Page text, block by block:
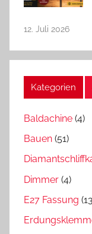
12. Juli 2026
Kategorien
Baldachine (4)
Bauen (51)
Dimmer (4)
E27 Fassung